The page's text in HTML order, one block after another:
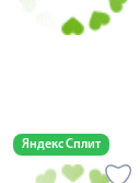
Яндекс Сплит